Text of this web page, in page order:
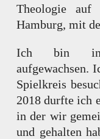
Theologie auf
Hamburg, mit
Ich bin in
aufgewachsen.
Spielkreis
2018 durfte ich
in der wir
und gehalten